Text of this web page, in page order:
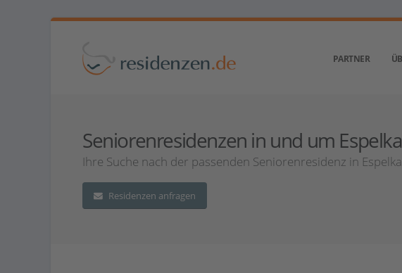
PARTNER
Seniorenresidenzen in und um
Ihre Suche nach der passenden Seniorenresidenz in
Residenzen anfragen